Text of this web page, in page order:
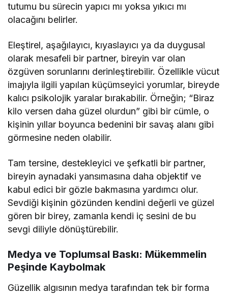
tutumu bu sürecin yapıcı mı yoksa yıkıcı mı
olacağını belirler.
Eleştirel, aşağılayıcı, kıyaslayıcı ya da duygusal
olarak mesafeli bir partner, bireyin var olan
özgüven sorunlarını derinleştirebilir. Özellikle vücut
imajıyla ilgili yapılan küçümseyici yorumlar, bireyde
kalıcı psikolojik yaralar bırakabilir. Örneğin; “Biraz
kilo versen daha güzel olurdun” gibi bir cümle, o
kişinin yıllar boyunca bedenini bir savaş alanı gibi
görmesine neden olabilir.
Tam tersine, destekleyici ve şefkatli bir partner,
bireyin aynadaki yansımasına daha objektif ve
kabul edici bir gözle bakmasına yardımcı olur.
Sevdiği kişinin gözünden kendini değerli ve güzel
gören bir birey, zamanla kendi iç sesini de bu
sevgi diliyle dönüştürebilir.
Medya ve Toplumsal Baskı: Mükemmelin
Peşinde Kaybolmak
Güzellik algısının medya tarafından tek bir forma